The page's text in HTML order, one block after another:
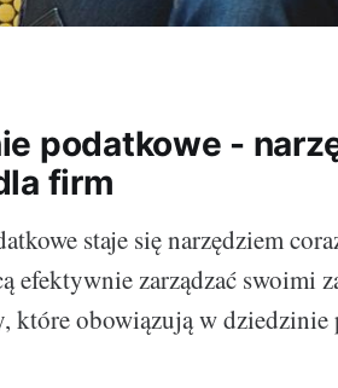
podatkowe -
firm
staje się narzędziem
efektywnie zarządzać swoimi
które obowiązują w